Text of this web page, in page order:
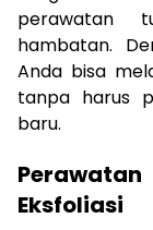
perawatan
hambatan.
Anda bisa
tanpa harus
baru.
Eksfoliasi